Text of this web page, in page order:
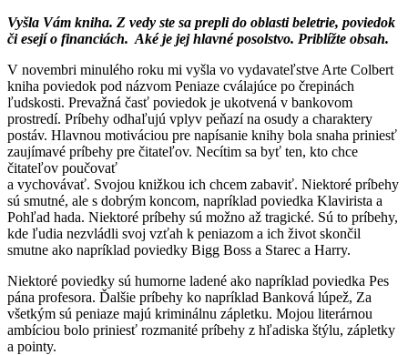
Vyšla Vám kniha. Z vedy ste sa prepli do oblasti beletrie, poviedok
či esejí o financiách. Aké je jej hlavné posolstvo. Priblížte obsah.
V novembri minulého roku mi vyšla vo vydavateľstve Arte Colbert
kniha poviedok pod názvom Peniaze cválajúce po črepinách
ľudskosti. Prevažná časť poviedok je ukotvená v bankovom
prostredí. Príbehy odhaľujú vplyv peňazí na osudy a charaktery
postáv. Hlavnou motiváciou pre napísanie knihy bola snaha priniesť
zaujímavé príbehy pre čitateľov. Necítim sa byť ten, kto chce
čitateľov poučovať
a vychovávať. Svojou knižkou ich chcem zabaviť. Niektoré príbehy
sú smutné, ale s dobrým koncom, napríklad poviedka Klavirista a
Pohľad hada. Niektoré príbehy sú možno až tragické. Sú to príbehy,
kde ľudia nezvládli svoj vzťah k peniazom a ich život skončil
smutne ako napríklad poviedky Bigg Boss a Starec a Harry.
Niektoré poviedky sú humorne ladené ako napríklad poviedka Pes
pána profesora. Ďalšie príbehy ko napríklad Banková lúpež, Za
všetkým sú peniaze majú kriminálnu zápletku. Mojou literárnou
ambíciou bolo priniesť rozmanité príbehy z hľadiska štýlu, zápletky
a pointy.